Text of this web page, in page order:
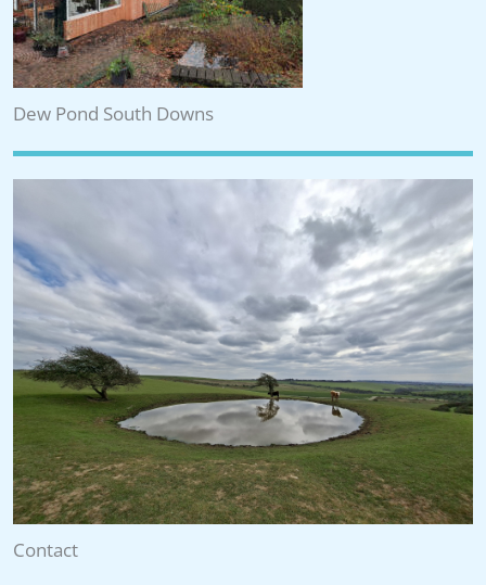
Dew Pond South Downs
Contact